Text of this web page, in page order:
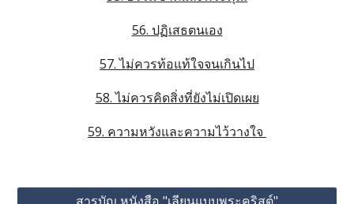
56. ปฏิเสธตนเอง
57. ไม่ควรท้อแท้ใจจนเกินไป
58. ไม่ควรคิดสิ่งที่ยังไม่เปิดเผย
59. ความหวังและความไว้วางใจ